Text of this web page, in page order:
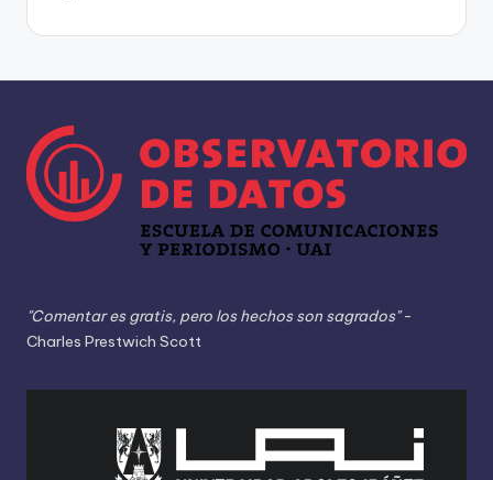
"Comentar es gratis, pero los hechos son sagrados"-
Charles Prestwich Scott